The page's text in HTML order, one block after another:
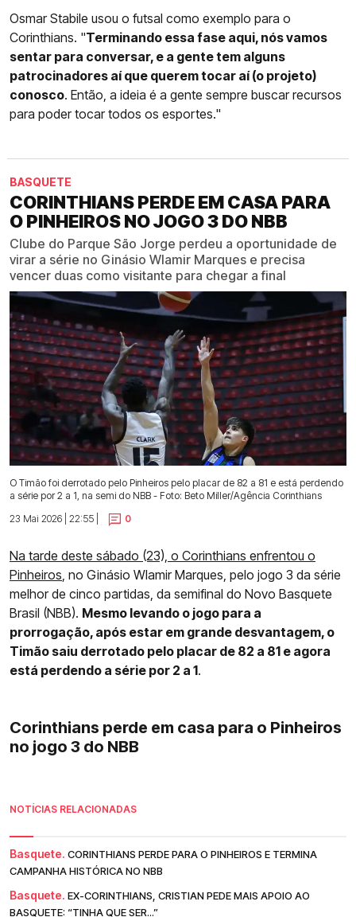
Osmar Stabile usou o futsal como exemplo para o
Corinthians. "Terminando essa fase aqui, nós vamos
sentar para conversar, e a gente tem alguns
patrocinadores aí que querem tocar aí (o projeto)
conosco. Então, a ideia é a gente sempre buscar recursos
para poder tocar todos os esportes."
BASQUETE
CORINTHIANS PERDE EM CASA PARA
O PINHEIROS NO JOGO 3 DO NBB
Clube do Parque São Jorge perdeu a oportunidade de
virar a série no Ginásio Wlamir Marques e precisa
vencer duas como visitante para chegar a final
O Timão foi derrotado pelo Pinheiros pelo placar de 82 a 81 e está perdendo
a série por 2 a 1, na semi do NBB - Foto: Beto Miller/Agência Corinthians
23 Mai 2026 | 22:55 |
0
Na tarde deste sábado (23), o Corinthians enfrentou o
Pinheiros , no Ginásio Wlamir Marques, pelo jogo 3 da série
melhor de cinco partidas, da semifinal do Novo Basquete
Brasil (NBB). Mesmo levando o jogo para a
prorrogação, após estar em grande desvantagem, o
Timão saiu derrotado pelo placar de 82 a 81 e agora
está perdendo a série por 2 a 1.
Corinthians perde em casa para o Pinheiros
no jogo 3 do NBB
NOTÍCIAS RELACIONADAS
Basquete. CORINTHIANS PERDE PARA O PINHEIROS E TERMINA
CAMPANHA HISTÓRICA NO NBB
Basquete. EX-CORINTHIANS, CRISTIAN PEDE MAIS APOIO AO
BASQUETE: “TINHA QUE SER...”